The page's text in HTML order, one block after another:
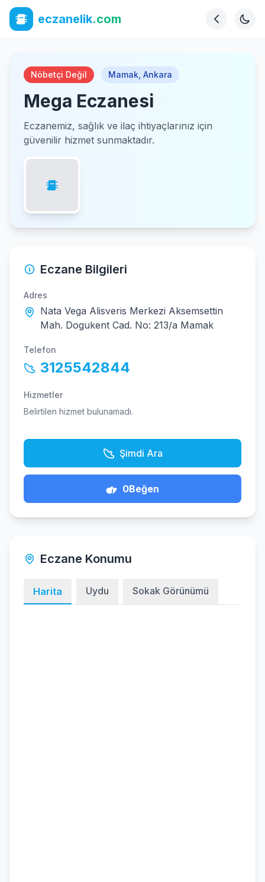
eczanelik.com
Nöbetçi Değil Mamak Ankara
Mega Eczanesi
Eczanemiz, sağlık ve ilaç ihtiyaçlarınız için
güvenilir hizmet sunmaktadır.
Eczane Bilgileri
Adres
Nata Vega Alisveris Merkezi Aksemsettin
Mah. Dogukent Cad. No: 213/a Mamak
Telefon
3125542844
Hizmetler
Belirtilen hizmet bulunamadı.
Şimdi Ara
0Beğen
Eczane Konumu
Harita Uydu Sokak Görünümü